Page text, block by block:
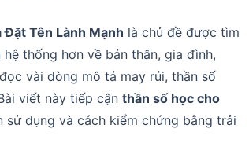
Đặt Tên Lành Mạnh là chủ đề được tìm
thống hơn về bản thân, gia đình,
vài dòng mô tả may rủi, thần số
viết này tiếp cận thần số học cho
dụng và cách kiểm chứng bằng trải